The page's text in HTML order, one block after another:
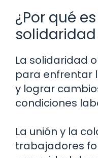
¿Por qué
La solidaridad
para enfrentar
y lograr
condiciones
La unión y la
trabajadores